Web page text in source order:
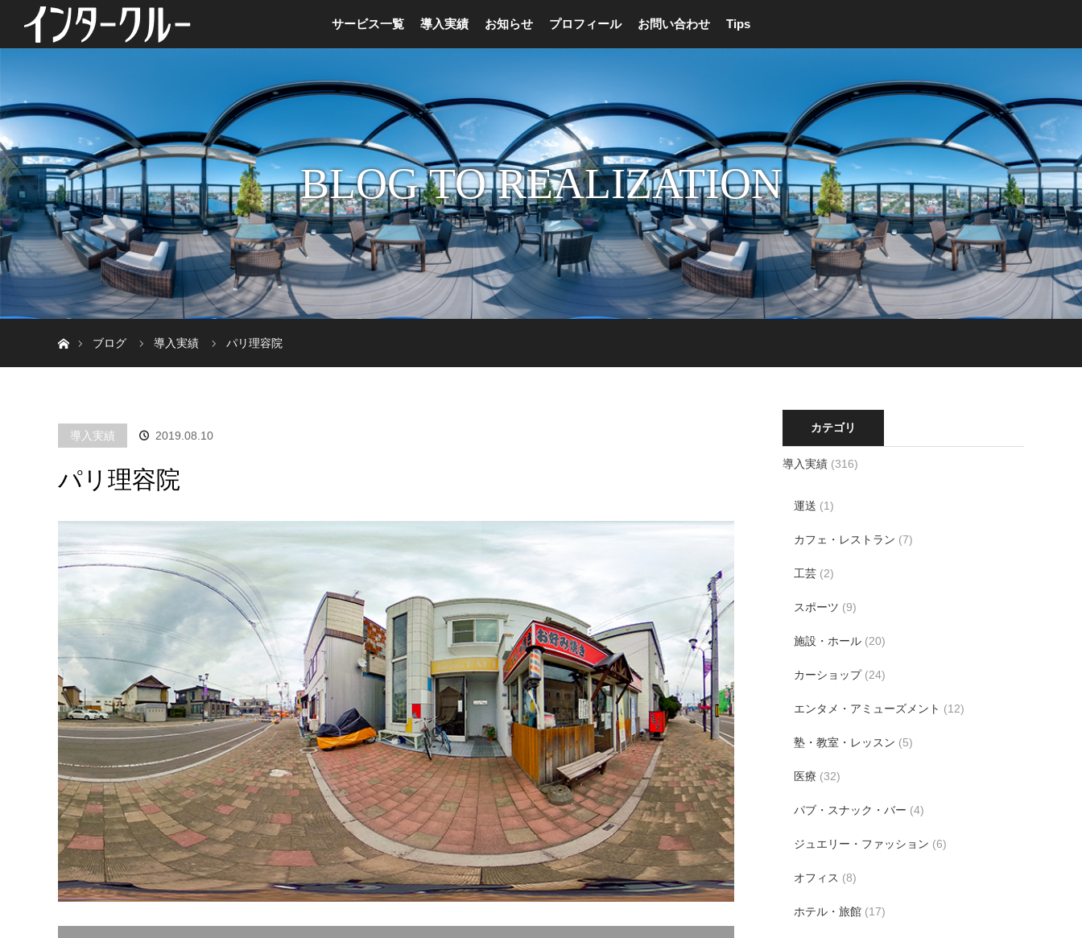
サービス一覧 導入実績 お知らせ プロフィール お問い合わせ Tips
BLOG TO REALIZATION
ブログ
導入実績 パリ理容院
導入実績 2019.08.10
パリ理容院
カテゴリ
導入実績 (316)
運送 (1)
カフェ・レストラン (7)
工芸 (2)
スポーツ (9)
施設・ホール (20)
カーショップ(24)
エンタメ・アミューズメント (12)
塾・教室・レッスン (5)
医療 (32)
パブ・スナック・バー (4)
ジュエリー・ファッション (6)
オフィス (8)
ホテル・旅館 (17)